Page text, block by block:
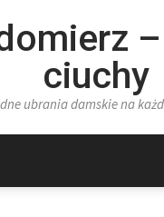
ciuchy
ubrania damskie na